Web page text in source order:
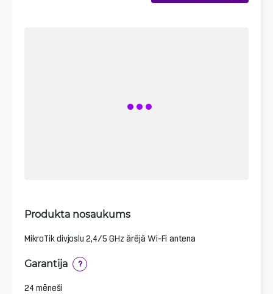
Produkta nosaukums
MikroTik divjoslu 2,4/5 GHz ārējā Wi-Fi antena
Garantija ?
24 mēneši